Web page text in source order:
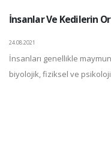
İnsanlar Ve Kedilerin
24.08.2021
İnsanları genellikle
biyolojik, fiziksel ve